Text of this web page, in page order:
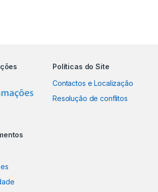
Políticas do Site
Contactos e Localização
Resolução de conflitos